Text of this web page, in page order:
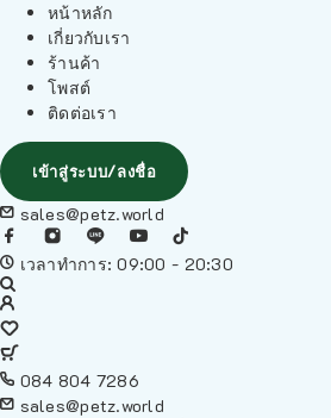
หน้าหลัก
เกี่ยวกับเรา
ร้านค้า
โพสต์
ติดต่อเรา
เข้าสู่ระบบ/ลงชื่อ
sales@petz.world
เวลาทำการ: 09:00 - 20:30
084 804 7286
sales@petz.world